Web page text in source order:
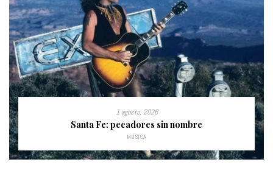
1 agosto, 2026
Santa Fe: pecadores sin nombre
MÚSICA